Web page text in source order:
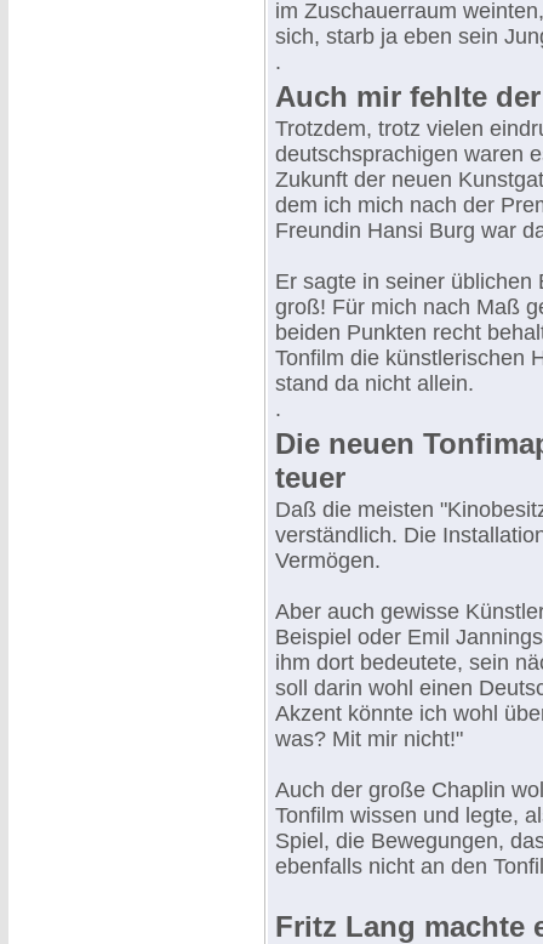
im Zuschauerraum
sich, starb ja eben sein
.
Auch mir fehlte
Trotzdem, trotz vielen
deutschsprachigen waren
Zukunft der neuen
dem ich mich nach der
Freundin Hansi Burg war
Er sagte in seiner üblichen
groß! Für mich nach Maß
beiden Punkten recht
Tonfilm die künstlerischen
stand da nicht allein.
.
Die neuen
teuer
Daß die meisten
verständlich. Die
Vermögen.
Aber auch gewisse
Beispiel oder Emil
ihm dort bedeutete, sein
soll darin wohl einen
Akzent könnte ich wohl
was? Mit mir nicht!"
Auch der große Chaplin
Tonfilm wissen und legte,
Spiel, die Bewegungen,
ebenfalls nicht an den
Fritz Lang machte